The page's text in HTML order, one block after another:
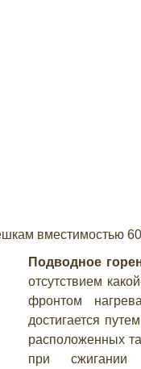
вместимостью
Подводное
отсутствием
фронтом
достигается
расположенных
при сжигании